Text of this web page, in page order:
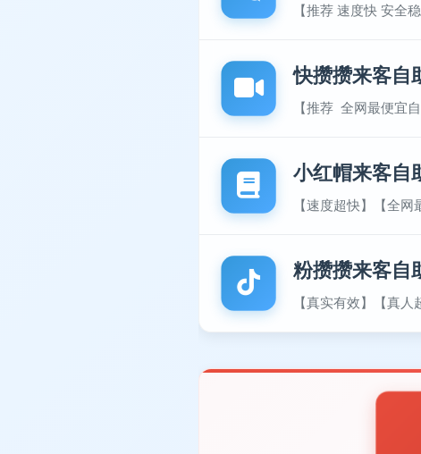
【推荐 速度快 安全稳
快攒攒来客自
【推荐 全网最便宜
小红帽来客自
【速度超快】【全网
粉攒攒来客自
【真实有效】【真人